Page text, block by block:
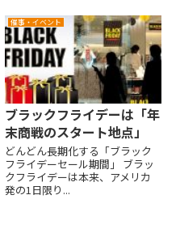
催事・イベント
ブラックフライデーは「年
末商戦のスタート地点」
どんどん長期化する「ブラック
フライデーセール期間」 ブラッ
クフライデーは本来、アメリカ
発の1日限り...